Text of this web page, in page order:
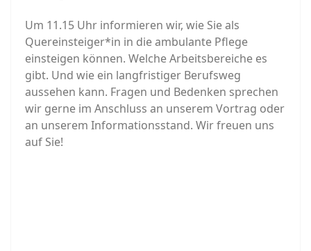
Um 11.15 Uhr informieren wir, wie Sie als
Quereinsteiger*in in die ambulante Pflege
einsteigen können. Welche Arbeitsbereiche es
gibt. Und wie ein langfristiger Berufsweg
aussehen kann. Fragen und Bedenken sprechen
wir gerne im Anschluss an unserem Vortrag oder
an unserem Informationsstand. Wir freuen uns
auf Sie!